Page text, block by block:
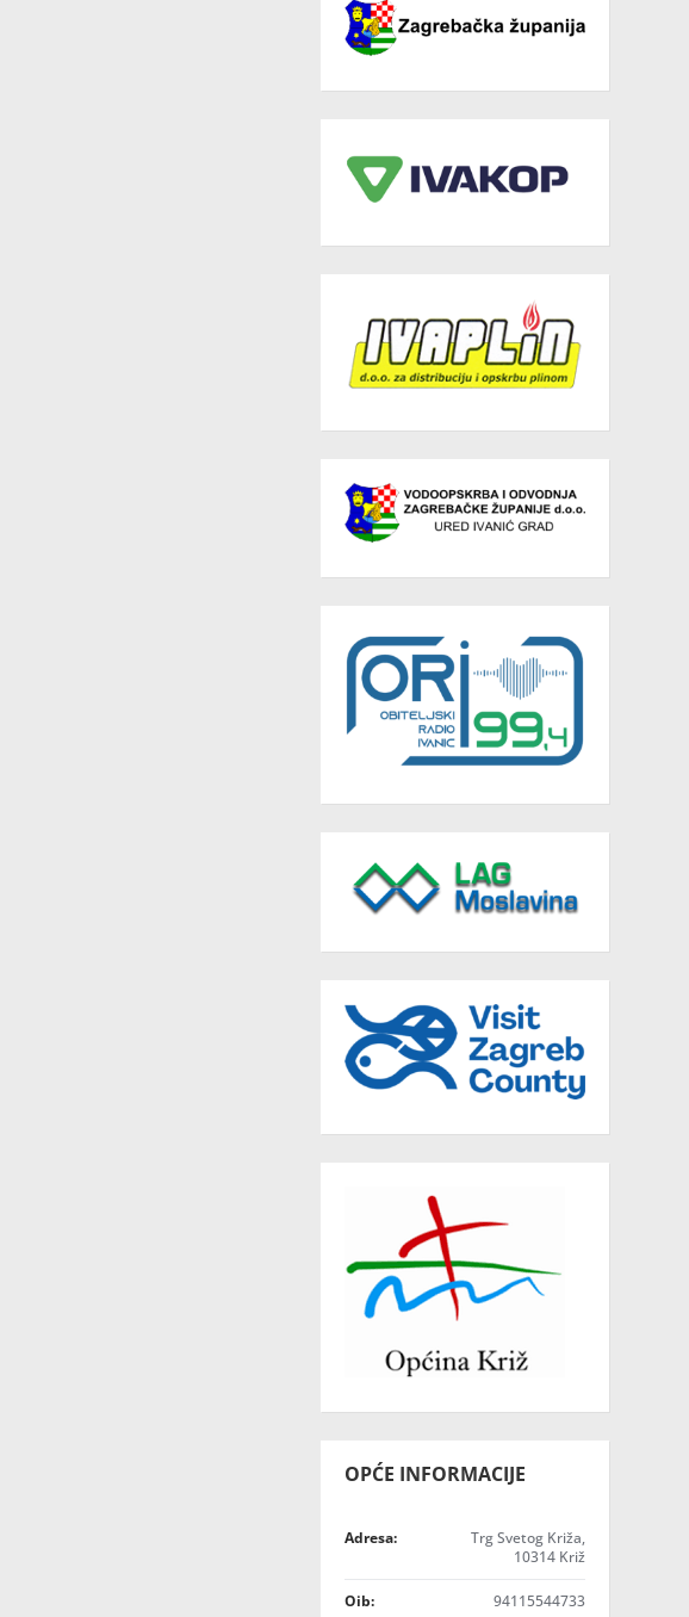
OPĆE INFORMACIJE
Adresa:
Trg Svetog Križa,
10314 Križ
Oib: 94115544733